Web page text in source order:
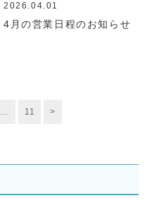
2026.04.01
4月の営業日程のお知らせ
… 11 >